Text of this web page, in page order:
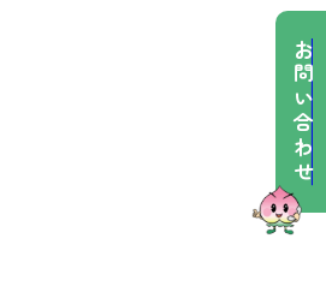
お問い合わせ